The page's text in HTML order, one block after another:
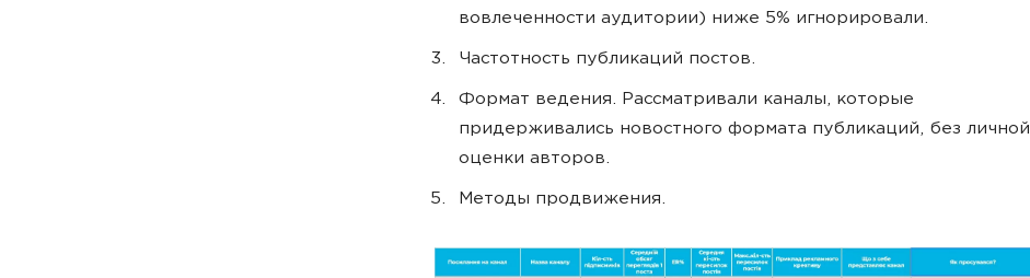
вовлеченности аудитории) ниже 5% игнорировали.
Частотность публикаций постов.
Формат ведения. Рассматривали каналы, которые
придерживались новостного формата публикаций, без личной
оценки авторов.
Методы продвижения.